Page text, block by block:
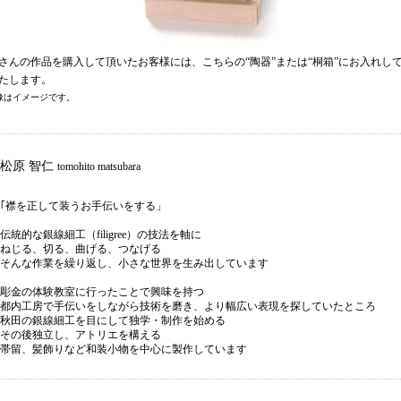
んの作品を購入して頂いたお客様には、こちらの“陶器”または“桐箱”にお入れし
します。
イメージです。
松原 智仁 tomohito matsubara
｢襟を正して装うお手伝いをする」
伝統的な銀線細工（filigree）の技法を軸に
ねじる、切る、曲げる、つなげる
そんな作業を繰り返し、小さな世界を生み出しています
彫金の体験教室に行ったことで興味を持つ
都内工房で手伝いをしながら技術を磨き、より幅広い表現を探していたところ
秋田の銀線細工を目にして独学・制作を始める
その後独立し、アトリエを構える
帯留、髪飾りなど和装小物を中心に製作しています